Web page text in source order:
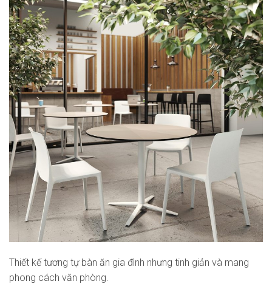
Thiết kế tương tự bàn ăn gia đình nhưng tinh giản và mang
phong cách văn phòng.